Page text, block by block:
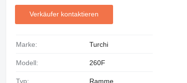
Verkäufer kontaktieren
Marke: Turchi
Modell: 260F
Typ: Ramme